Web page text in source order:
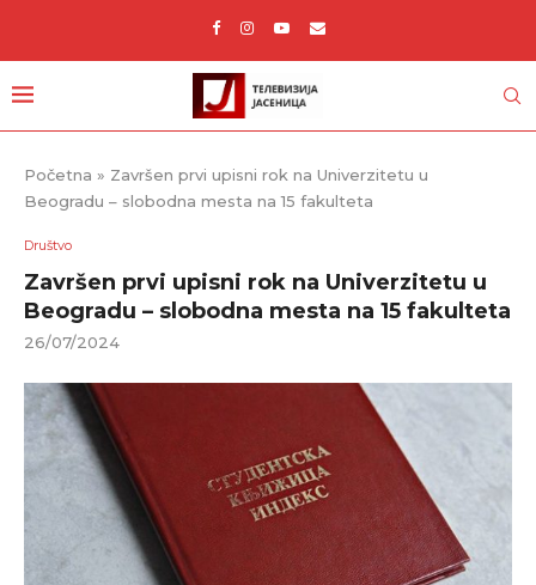
Početna » Završen prvi upisni rok na Univerzitetu u
Beogradu – slobodna mesta na 15 fakulteta
Društvo
Završen prvi upisni rok na Univerzitetu u
Beogradu – slobodna mesta na 15 fakulteta
26/07/2024